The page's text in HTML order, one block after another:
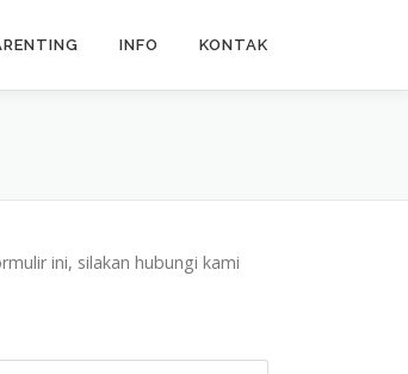
INFO KONTAK
ini, silakan hubungi kami